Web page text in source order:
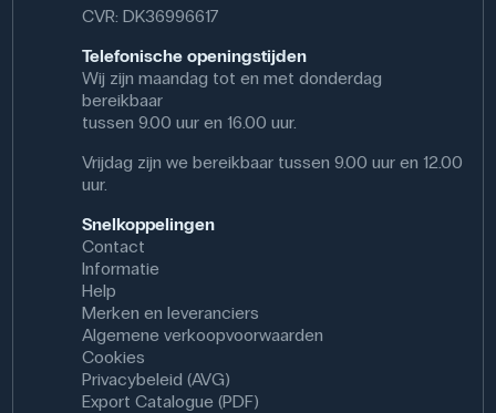
CVR: DK36996617
Telefonische openingstijden
Wij zijn maandag tot en met donderdag
bereikbaar
tussen 9.00 uur en 16.00 uur.
Vrijdag zijn we bereikbaar tussen 9.00 uur en 12.00
uur.
Snelkoppelingen
Contact
Informatie
Help
Merken en leveranciers
Algemene verkoopvoorwaarden
Cookies
Privacybeleid (AVG)
Export Catalogue (PDF)